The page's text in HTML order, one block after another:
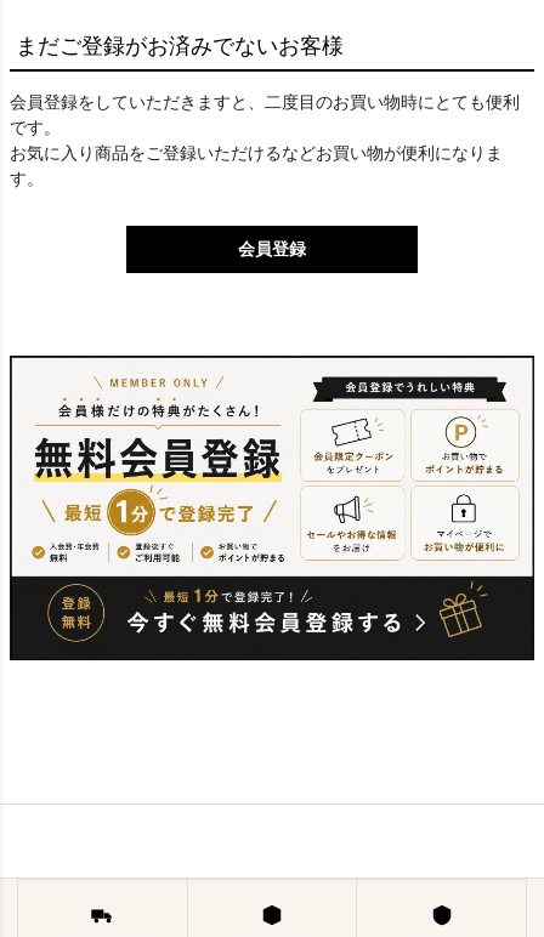
まだご登録がお済みでないお客様
会員登録をしていただきますと、二度目のお買い物時にとても便利
です。
お気に入り商品をご登録いただけるなどお買い物が便利になりま
す。
会員登録